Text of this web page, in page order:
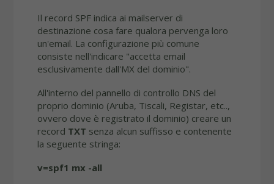
Il record SPF indica ai mailserver di
destinazione cosa fare qualora pervenga loro
un'email. La configurazione più comune
consiste nell'indicare "accetta email
esclusivamente dall'MX del dominio".
All'interno del pannello di controllo DNS del
proprio dominio (Aruba, Tiscali, Registar, etc..,
ovvero dove è registrato il dominio) creare un
record TXT senza alcun suffisso e contenente
la seguente stringa:
v=spf1 mx -all